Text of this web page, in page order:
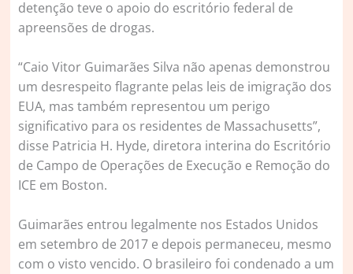
detenção teve o apoio do escritório federal de
apreensões de drogas.
“Caio Vitor Guimarães Silva não apenas demonstrou
um desrespeito flagrante pelas leis de imigração dos
EUA, mas também representou um perigo
significativo para os residentes de Massachusetts”,
disse Patricia H. Hyde, diretora interina do Escritório
de Campo de Operações de Execução e Remoção do
ICE em Boston.
Guimarães entrou legalmente nos Estados Unidos
em setembro de 2017 e depois permaneceu, mesmo
com o visto vencido. O brasileiro foi condenado a um